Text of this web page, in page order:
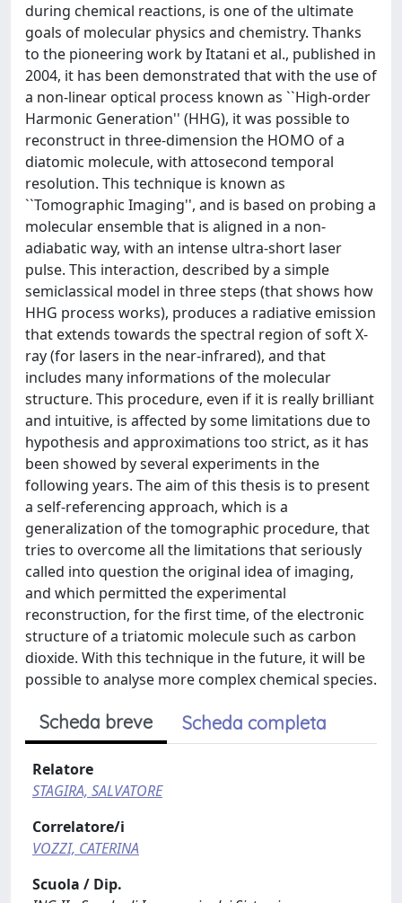
during chemical reactions, is one of the ultimate
goals of molecular physics and chemistry. Thanks
to the pioneering work by Itatani et al., published in
2004, it has been demonstrated that with the use of
a non-linear optical process known as ``High-order
Harmonic Generation'' (HHG), it was possible to
reconstruct in three-dimension the HOMO of a
diatomic molecule, with attosecond temporal
resolution. This technique is known as
``Tomographic Imaging'', and is based on probing a
molecular ensemble that is aligned in a non-
adiabatic way, with an intense ultra-short laser
pulse. This interaction, described by a simple
semiclassical model in three steps (that shows how
HHG process works), produces a radiative emission
that extends towards the spectral region of soft X-
ray (for lasers in the near-infrared), and that
includes many informations of the molecular
structure. This procedure, even if it is really brilliant
and intuitive, is affected by some limitations due to
hypothesis and approximations too strict, as it has
been showed by several experiments in the
following years. The aim of this thesis is to present
a self-referencing approach, which is a
generalization of the tomographic procedure, that
tries to overcome all the limitations that seriously
called into question the original idea of imaging,
and which permitted the experimental
reconstruction, for the first time, of the electronic
structure of a triatomic molecule such as carbon
dioxide. With this technique in the future, it will be
possible to analyse more complex chemical species.
Scheda breve Scheda completa
Relatore
STAGIRA, SALVATORE
Correlatore/i
VOZZI, CATERINA
Scuola / Dip.